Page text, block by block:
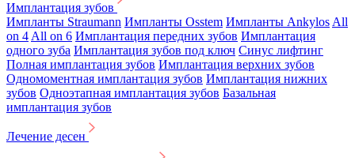
Имплантация зубов
Импланты Straumann Импланты Osstem Импланты Ankylos All
on 4 All on 6 Имплантация передних зубов Имплантация
одного зуба Имплантация зубов под ключ Синус лифтинг
Полная имплантация зубов Имплантация верхних зубов
Одномоментная имплантация зубов Имплантация нижних
зубов Одноэтапная имплантация зубов Базальная
имплантация зубов
Лечение десен